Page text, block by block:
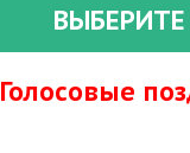
Голосовые